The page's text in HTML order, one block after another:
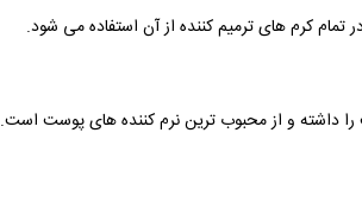
کرم های ترمیم کننده از آن استفاده می شود.
داشته و از محبوب ترین نرم کننده های پوست است.